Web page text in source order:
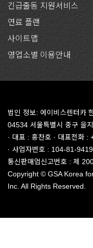
긴급출동 지원서비스
연료 플랜
사이트맵
영업소별 이용안내
법인 정보: 에이비스렌터카
04534 서울특별시 중구 을
· 대표 : 홍찬호 · 대표전화
· 사업자번호 : 104-81-
통신판매업신고번호 : 제
Copyright © GSA Korea
Inc. All Rights Reserved.